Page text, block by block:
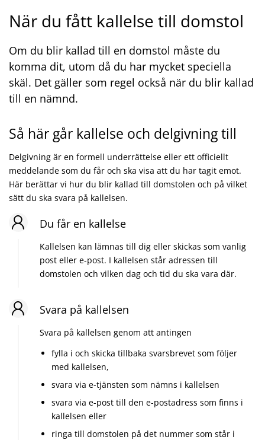
När du fått kallelse till domstol
Om du blir kallad till en domstol måste du
komma dit, utom då du har mycket speciella
skäl. Det gäller som regel också när du blir kallad
till en nämnd.
Så här går kallelse och delgivning till
Delgivning är en formell underrättelse eller ett officiellt
meddelande som du får och ska visa att du har tagit emot.
Här berättar vi hur du blir kallad till domstolen och på vilket
sätt du ska svara på kallelsen.
Du får en kallelse
Kallelsen kan lämnas till dig eller skickas som vanlig
post eller e-post. I kallelsen står adressen till
domstolen och vilken dag och tid du ska vara där.
Svara på kallelsen
Svara på kallelsen genom att antingen
fylla i och skicka tillbaka svarsbrevet som följer
med kallelsen,
svara via e-tjänsten som nämns i kallelsen
svara via e-post till den e-postadress som finns i
kallelsen eller
ringa till domstolen på det nummer som står i